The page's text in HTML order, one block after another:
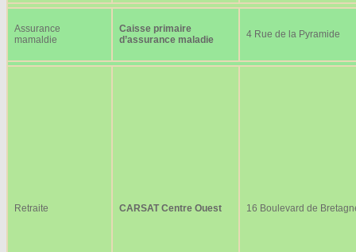
Assurance
mamaldie
Caisse primaire
d’assurance maladie
4 Rue de la Pyramide
Retraite CARSAT Centre Ouest 16 Boulevard de